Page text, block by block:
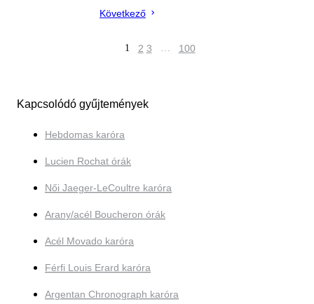
Következő
1 2 3 … 100
Kapcsolódó gyűjtemények
Hebdomas karóra
Lucien Rochat órák
Női Jaeger-LeCoultre karóra
Arany/acél Boucheron órák
Acél Movado karóra
Férfi Louis Erard karóra
Argentan Chronograph karóra